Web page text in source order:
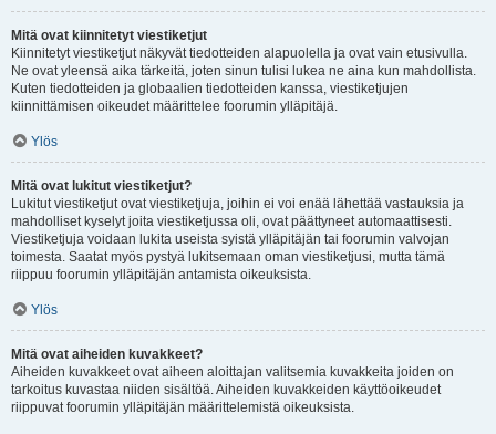
Mitä ovat kiinnitetyt viestiketjut
Kiinnitetyt viestiketjut näkyvät tiedotteiden alapuolella ja ovat vain etusivulla.
Ne ovat yleensä aika tärkeitä, joten sinun tulisi lukea ne aina kun mahdollista.
Kuten tiedotteiden ja globaalien tiedotteiden kanssa, viestiketjujen
kiinnittämisen oikeudet määrittelee foorumin ylläpitäjä.
Ylös
Mitä ovat lukitut viestiketjut?
Lukitut viestiketjut ovat viestiketjuja, joihin ei voi enää lähettää vastauksia ja
mahdolliset kyselyt joita viestiketjussa oli, ovat päättyneet automaattisesti.
Viestiketjuja voidaan lukita useista syistä ylläpitäjän tai foorumin valvojan
toimesta. Saatat myös pystyä lukitsemaan oman viestiketjusi, mutta tämä
riippuu foorumin ylläpitäjän antamista oikeuksista.
Ylös
Mitä ovat aiheiden kuvakkeet?
Aiheiden kuvakkeet ovat aiheen aloittajan valitsemia kuvakkeita joiden on
tarkoitus kuvastaa niiden sisältöä. Aiheiden kuvakkeiden käyttöoikeudet
riippuvat foorumin ylläpitäjän määrittelemistä oikeuksista.